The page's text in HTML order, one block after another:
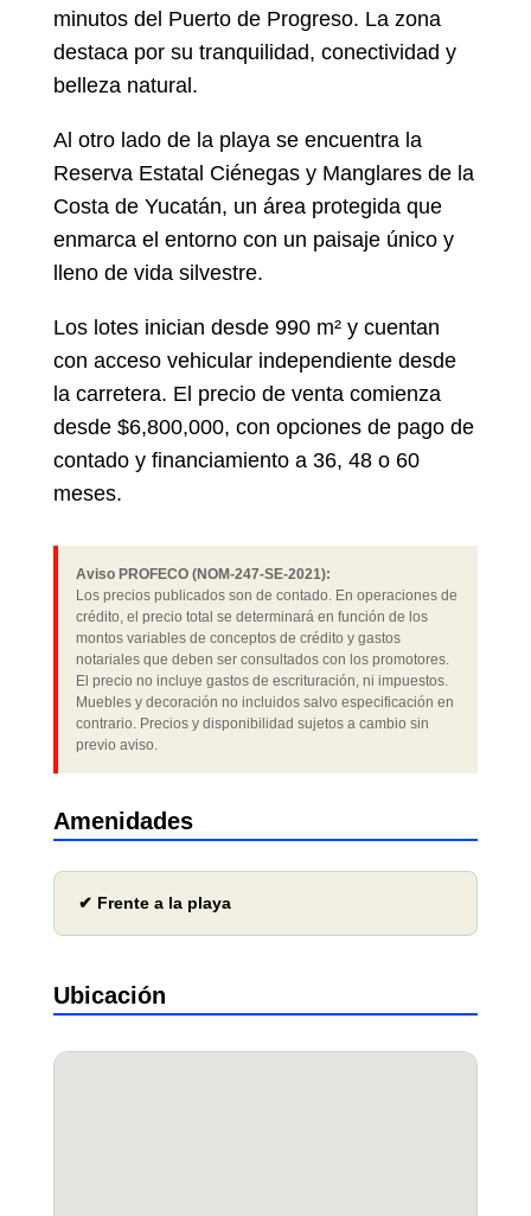
minutos del Puerto de Progreso. La zona
destaca por su tranquilidad, conectividad y
belleza natural.
Al otro lado de la playa se encuentra la
Reserva Estatal Ciénegas y Manglares de la
Costa de Yucatán, un área protegida que
enmarca el entorno con un paisaje único y
lleno de vida silvestre.
Los lotes inician desde 990 m² y cuentan
con acceso vehicular independiente desde
la carretera. El precio de venta comienza
desde $6,800,000, con opciones de pago de
contado y financiamiento a 36, 48 o 60
meses.
Aviso PROFECO (NOM-247-SE-2021):
Los precios publicados son de contado. En operaciones de
crédito, el precio total se determinará en función de los
montos variables de conceptos de crédito y gastos
notariales que deben ser consultados con los promotores.
El precio no incluye gastos de escrituración, ni impuestos.
Muebles y decoración no incluidos salvo especificación en
contrario. Precios y disponibilidad sujetos a cambio sin
previo aviso.
Amenidades
✔ Frente a la playa
Ubicación